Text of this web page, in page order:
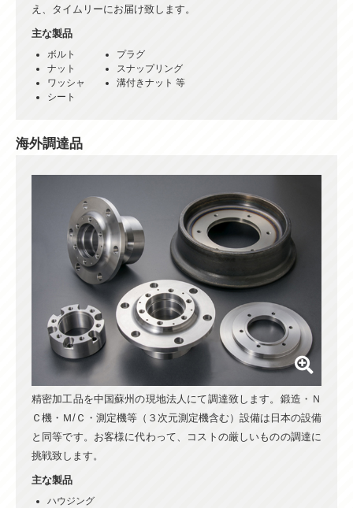
え、タイムリーにお届け致します。
主な製品
ボルト
ナット
ワッシャ
シート
プラグ
スナップリング
溝付きナット 等
海外調達品
精密加工品を中国蘇州の現地法人にて調達致します。鍛造・Ｎ
Ｃ機・Ｍ/Ｃ・測定機等（３次元測定機含む）設備は日本の設備
と同等です。お客様に代わって、コストの厳しいものの調達に
挑戦致します。
主な製品
ハウジング